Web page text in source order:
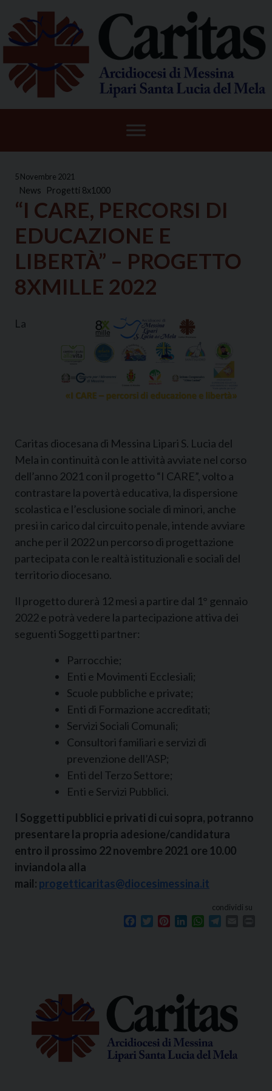
content
5 Novembre 2021
News Progetti 8x1000
“I CARE, PERCORSI DI
EDUCAZIONE E
LIBERTÀ” – PROGETTO
8XMILLE 2022
La
Caritas diocesana di Messina Lipari S. Lucia del
Mela in continuità con le attività avviate nel corso
dell’anno 2021 con il progetto “I CARE”, volto a
contrastare la povertà educativa, la dispersione
scolastica e l’esclusione sociale di minori, anche
presi in carico dal circuito penale, intende avviare
anche per il 2022 un percorso di progettazione
partecipata con le realtà istituzionali e sociali del
territorio diocesano.
Il progetto durerà 12 mesi a partire dal 1° gennaio
2022 e potrà vedere la partecipazione attiva dei
seguenti Soggetti partner:
Parrocchie;
Enti e Movimenti Ecclesiali;
Scuole pubbliche e private;
Enti di Formazione accreditati;
Servizi Sociali Comunali;
Consultori familiari e servizi di
prevenzione dell’ASP;
Enti del Terzo Settore;
Enti e Servizi Pubblici.
I Soggetti pubblici e privati di cui sopra, potranno
presentare la propria adesione/candidatura
entro il prossimo 22 novembre 2021 ore 10.00
inviandola alla
mail: progetticaritas@diocesimessina.it
condividi su
Facebook
TwitterPinterestLinkedInWhatsApp